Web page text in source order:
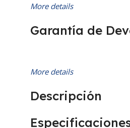
More details
Garantía de
More details
Descripción